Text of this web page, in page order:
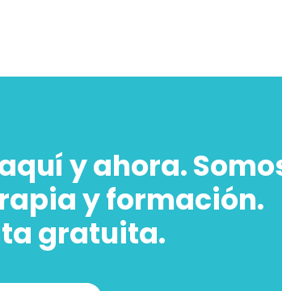
y ahora.
y formación.
gratuita.